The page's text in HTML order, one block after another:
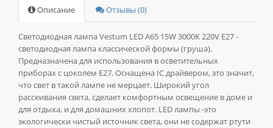
Описание Отзывы (0)
Светодиодная лампа Vestum LED A65 15W 3000K 220V E27 -
светодиодная лампа классической формы (груша).
Предназначена для использования в осветительных
приборах с цоколем Е27. Оснащена IC драйвером, это значит,
что свет в такой лампе не мерцает. Широкий угол
рассеивания света, сделает комфортным освещение в доме и
для отдыха, и для домашних хлопот. LED лампы -это
экологически чистый источник света, они не содержат ртути